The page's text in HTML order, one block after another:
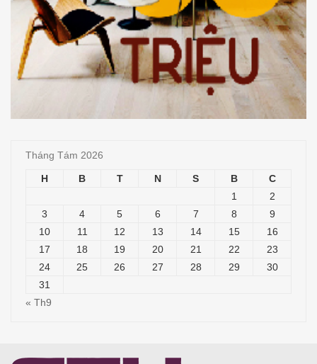
Tháng Tám 2026
H B T N S B
C
1
2
3
4 5 6 7 8
9
10
11 12 13 14 15
16
17
18 19 20 21 22
23
24
25 26 27 28 29
30
31
« Th9